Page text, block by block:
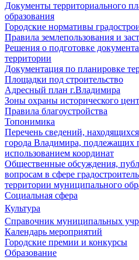
Документы территориального
образования
Городские нормативы
Правила землепользования и
Решения о подготовке
территории
Документация по планировке
Площадки под строительство
Адресный план г.Владимира
Зоны охраны исторического
Правила благоустройства
Топонимика
Перечень сведений,
города Владимира, подлежащих
использованием координат
Общественные обсуждения,
вопросам в сфере
территории муниципального
Социальная сфера
Культура
Справочник муниципальных
Календарь мероприятий
Городские премии и конкурсы
Образование